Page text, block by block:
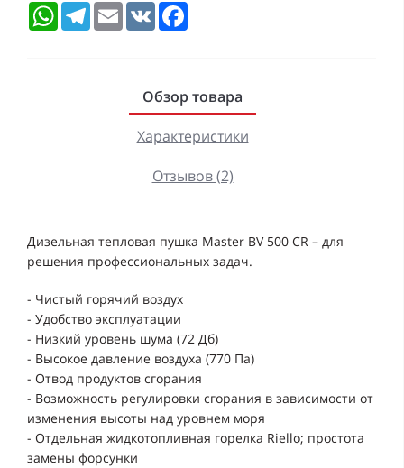
WhatsAppTelegramEmail VK
Обзор товара
Характеристики
Отзывов (2)
Дизельная тепловая пушка Master BV 500 CR – для
решения профессиональных задач.
- Чистый горячий воздух
- Удобство эксплуатации
- Низкий уровень шума (72 Дб)
- Высокое давление воздуха (770 Па)
- Отвод продуктов сгорания
- Bозможность регулировки сгорания в зависимости от
изменения высоты над уровнем моря
- Отдельная жидкотопливная горелка Riello; простота
замены форсунки